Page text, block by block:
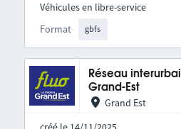
Format gbfs
Véhicules en libre-service
Réseau
Grand-Est
Grand Est